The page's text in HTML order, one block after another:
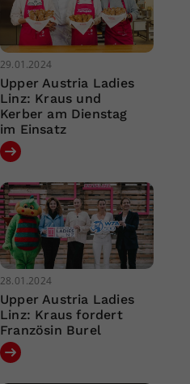
29.01.2024
Upper Austria Ladies
Linz: Kraus und
Kerber am Dienstag
im Einsatz
28.01.2024
Upper Austria Ladies
Linz: Kraus fordert
Französin Burel